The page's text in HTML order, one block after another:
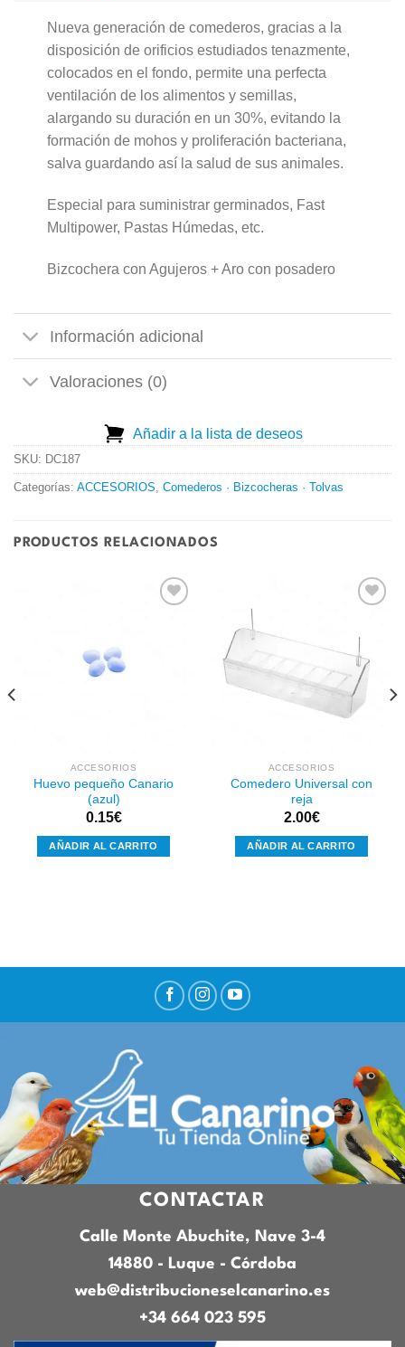
Nueva generación de comederos, gracias a la
disposición de orificios estudiados tenazmente,
colocados en el fondo, permite una perfecta
ventilación de los alimentos y semillas,
alargando su duración en un 30%, evitando la
formación de mohos y proliferación bacteriana,
salva guardando así la salud de sus animales.
Especial para suministrar germinados, Fast
Multipower, Pastas Húmedas, etc.
Bizcochera con Agujeros + Aro con posadero
Información adicional
Valoraciones (0)
Añadir a la lista de deseos
SKU: DC187
Categorías: ACCESORIOS, Comederos · Bizcocheras · Tolvas
PRODUCTOS RELACIONADOS
ACCESORIOS
Huevo pequeño Canario
(azul)
0.15€
AÑADIR AL CARRITO
Añadir
a la
lista de
deseos
ACCESORIOS
Comedero Universal con
reja
2.00€
AÑADIR AL CARRITO
CONTACTAR
Calle Monte Abuchite, Nave 3-4
14880 - Luque - Córdoba
web@distribucioneselcanarino.es
+34 664 023 595